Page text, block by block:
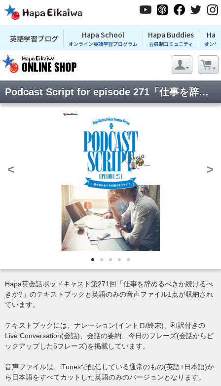
英語学習ブログ Hapa School
オンライン英語学習プログラム
Hapa Buddies
会員制コミュニティ オンラ
Podcast Script for episode 271「仕事を辞めるべきか続けるべきか?」
< >
Hapa英会話ポッドキャスト第271回「仕事を辞めるべきか続けるべ
きか?」のテキストブックと英語のみの音声ファイル1点が収納され
ています。
テキストブックには、ナレーション(イントロ/終末)、和訳付きの
Live Conversation(会話)、会話の要約、今日のフレーズ(会話からピ
ックアップした5フレーズ)を掲載しています。
音声ファイルは、iTunesで配信している通常のもの(英語+日本語)か
ら日本語をすべてカットした英語のみのバージョンとなります。